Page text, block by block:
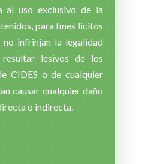
al uso exclusivo de la
para fines lícitos
infrinjan la legalidad
lesivos de los
CIDES o de cualquier
causar cualquier daño
o indirecta.